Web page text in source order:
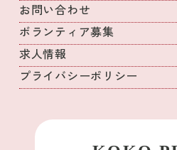
お問い合わせ
ボランティア募集
求人情報
プライバシーポリシー